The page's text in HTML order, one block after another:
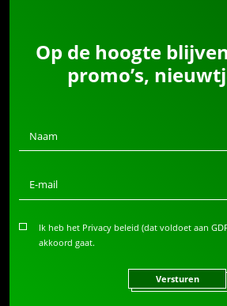
Op de hoogte
promo’s,
Naam
E-mail
Privacy
Ik heb het Privacy beleid (dat voldoet aan
akkoord gaat.
Versturen